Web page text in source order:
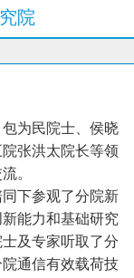
院
为民院士、侯晓
张洪太院长等领
。
下参观了分院新
能力和基础研究
及专家听取了分
通信有效载荷技